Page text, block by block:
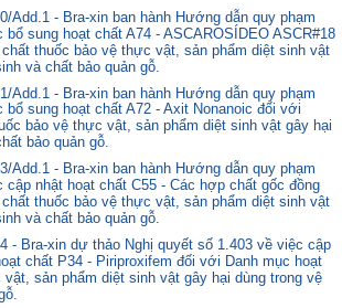
Add.1 - Bra-xin ban hành Hướng dẫn quy phạm
sung hoạt chất A74 - ASCAROSÍDEO ASCR#18
thuốc bảo vệ thực vật, sản phẩm diệt sinh vật
và chất bảo quản gỗ.
Add.1 - Bra-xin ban hành Hướng dẫn quy phạm
bổ sung hoạt chất A72 - Axit Nonanoic đối với
bảo vệ thực vật, sản phẩm diệt sinh vật gây hại
bảo quản gỗ.
Add.1 - Bra-xin ban hành Hướng dẫn quy phạm
cập nhật hoạt chất C55 - Các hợp chất gốc đồng
thuốc bảo vệ thực vật, sản phẩm diệt sinh vật
và chất bảo quản gỗ.
- Bra-xin dự thảo Nghị quyết số 1.403 về việc cập
chất P34 - Piriproxifem đối với Danh mục hoạt
sản phẩm diệt sinh vật gây hại dùng trong vệ